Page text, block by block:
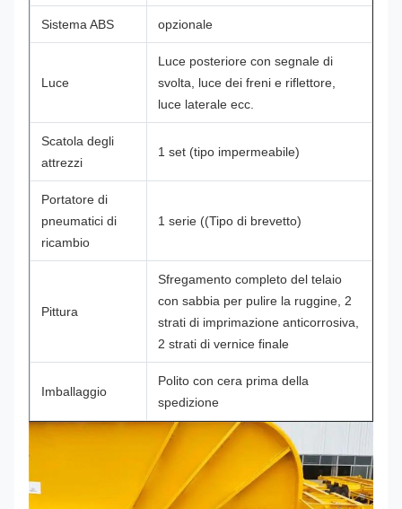
Sistema ABS opzionale
Luce
Luce posteriore con segnale di
svolta, luce dei freni e riflettore,
luce laterale ecc.
Scatola degli
attrezzi
1 set (tipo impermeabile)
Portatore di
pneumatici di
ricambio
1 serie ((Tipo di brevetto)
Pittura
Sfregamento completo del telaio
con sabbia per pulire la ruggine, 2
strati di imprimazione anticorrosiva,
2 strati di vernice finale
Imballaggio
Polito con cera prima della
spedizione